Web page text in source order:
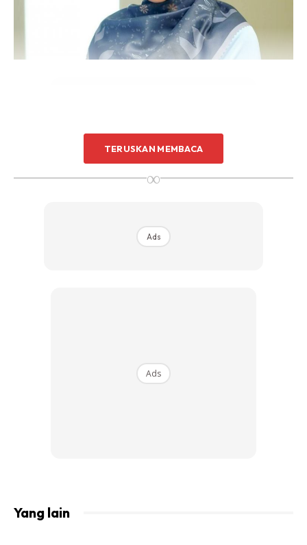
Ads
“Kita tidak perlu mengeluarkan bantuan material, tetapi ia
boleh membantu seseorang untuk terus hidup,” katanya.
TERUSKAN MEMBACA
∞
Ads
Ads
Yang lain